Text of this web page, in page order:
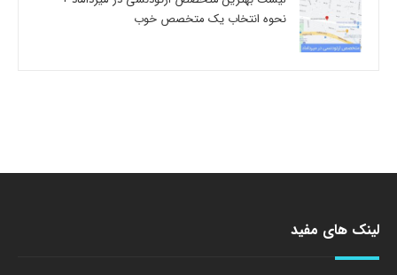
نحوه انتخاب یک متخصص خوب
لینک های مفید